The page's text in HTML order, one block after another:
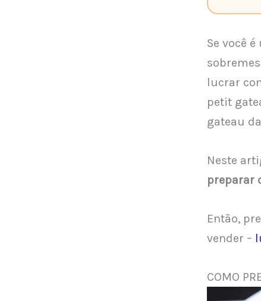
Se você
lucrar
petit
gateau
Neste
preparar
Então,
vender –
COMO